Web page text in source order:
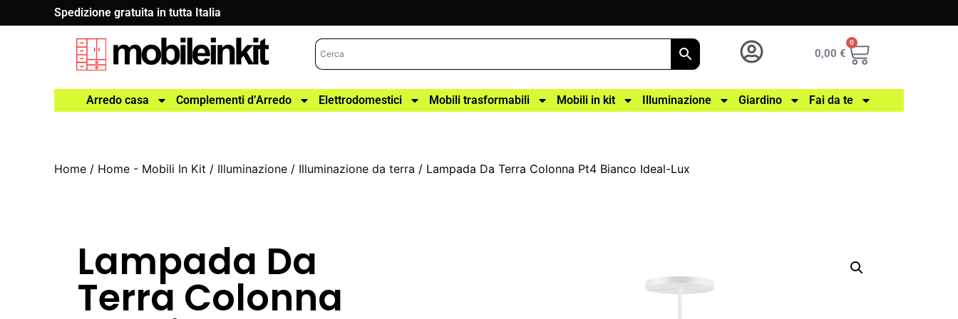
Spedizione gratuita in tutta Italia
0,00 €
0
Arredo casa Complementi d’Arredo Elettrodomestici Mobili trasformabili Mobili in kit Illuminazione Giardino Fai da te
Home / Home - Mobili In Kit / Illuminazione / Illuminazione da terra / Lampada Da Terra Colonna Pt4 Bianco Ideal-Lux
Lampada Da
Terra Colonna